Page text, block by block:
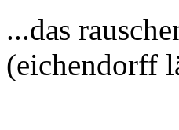
...das
(eichendorff